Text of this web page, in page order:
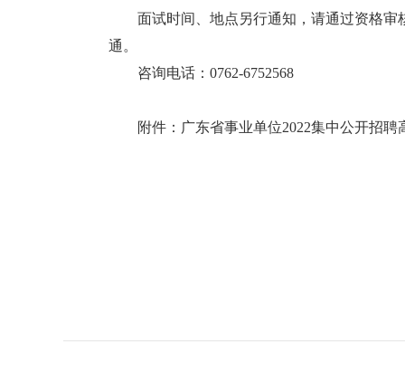
面试时间、地点另行通知，请通过资格审
通。
咨询电话：0762-6752568
附件： 广东省事业单位2022集中公开招